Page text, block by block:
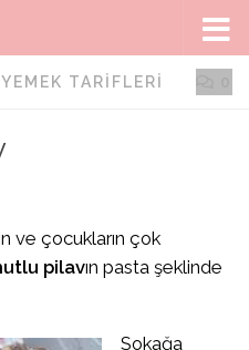
YEMEK TARIFLERI
ve çocukların çok
pilavın pasta şeklinde
Sokağa